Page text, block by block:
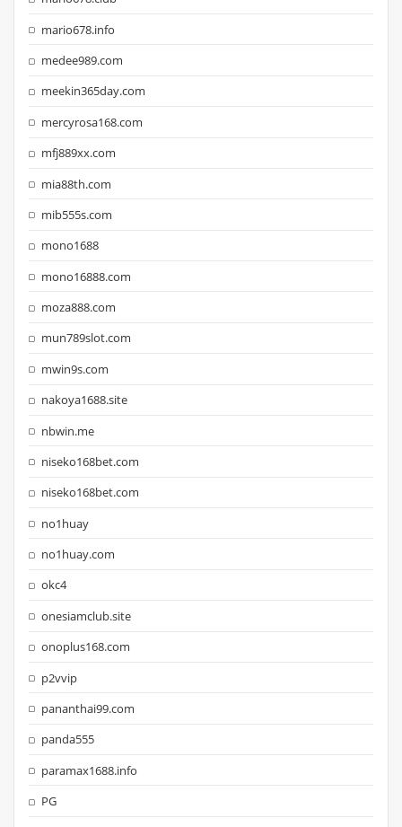
mario678.info
medee989.com
meekin365day.com
mercyrosa168.com
mfj889xx.com
mia88th.com
mib555s.com
mono1688
mono16888.com
moza888.com
mun789slot.com
mwin9s.com
nakoya1688.site
nbwin.me
niseko168bet.com
niseko168bet.com
no1huay
no1huay.com
okc4
onesiamclub.site
onoplus168.com
p2vvip
pananthai99.com
panda555
paramax1688.info
PG